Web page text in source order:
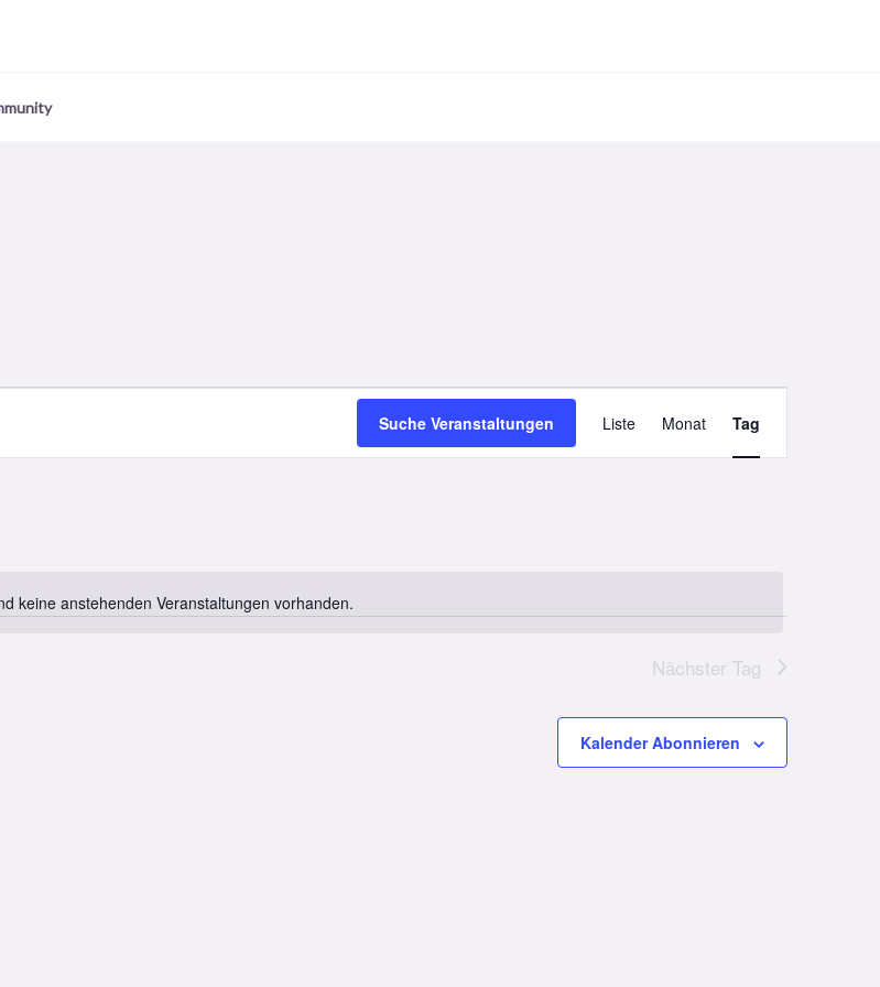
Notice
keine anstehenden Veranstaltungen vorhanden.
Suche Veranstaltungen
Ansichten-
Navigation
Liste Monat Tag
Nächster Tag
Kalender Abonnieren